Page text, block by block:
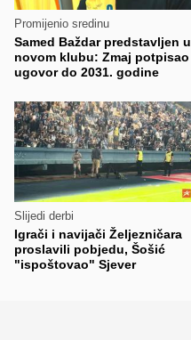
Promijenio sredinu
Samed Baždar predstavljen u
novom klubu: Zmaj potpisao
ugovor do 2031. godine
Slijedi derbi
Igrači i navijači Željezničara
proslavili pobjedu, Šošić
"ispoštovao" Sjever